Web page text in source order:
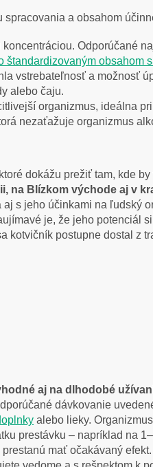
spracovania a obsahom
Odporúčané
štandardizovaným obsahom
vstrebateľnosť a možnosť
alebo čaju.
organizmus, ideálna
nezaťažuje organizmus
dokážu prežiť tam, kde
na Blízkom východe aj v
s jeho účinkami na ľudský
je, že jeho potenciál
kotvičník postupne dostal z
aj na dlhodobé
dávkovanie
alebo lieky.
prestávku – napríklad na
mať očakávaný